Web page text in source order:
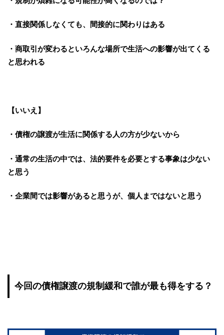
・直接関係しなくても、間接的に関わりはある
・商取引が変わるといろんな場所で生活への影響が出てくる
と思われる
【いいえ】
・債権の譲渡が生活に関係する人の方が少ないから
・通常の生活の中では、法的要件を必要とする事象は少ない
と思う
・企業間では影響があると思うが、個人まではないと思う
今回の債権譲渡の規制緩和で誰が最も得をする？